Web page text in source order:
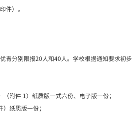
和社会主义现代化建设中的重
当放宽年龄要求：
目、教育部人文社会科学重大
一等奖的；
人肯定性批示的。